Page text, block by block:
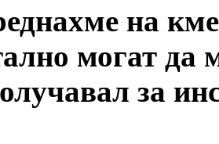
на
могат да
за